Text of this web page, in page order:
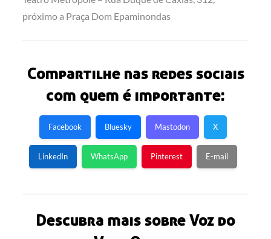
próximo a Praça Dom Epaminondas
Compartilhe nas redes sociais
com quem é importante:
Facebook Bluesky Mastodon X
LinkedIn WhatsApp Pinterest E-mail
Descubra mais sobre Voz do